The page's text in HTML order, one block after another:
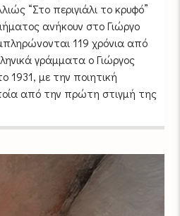
“Στο περιγιάλι το κρυφό”
ανήκουν στο Γιώργο
119 χρόνια από
γράμματα ο Γιώργος
1931, με την ποιητική
από την πρώτη στιγμή της